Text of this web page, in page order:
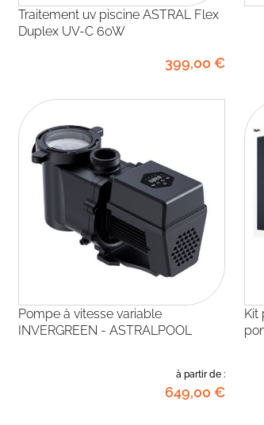
Traitement uv piscine ASTRAL Flex
Duplex UV-C 60W
399,00 €
Pompe à vitesse variable
INVERGREEN - ASTRALPOOL
à partir de :
649,00 €
Kit panneau solaire 820 W pour